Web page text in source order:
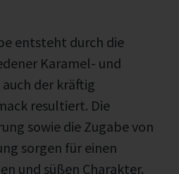
entsteht durch die
Karamel- und
der kräftig
resultiert. Die
sowie die Zugabe von
sorgen für einen
und süßen Charakter.